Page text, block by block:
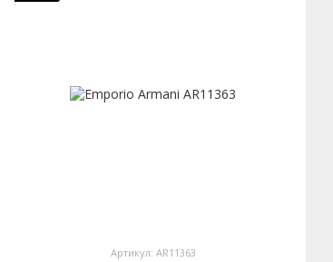
Артикул: AR11363